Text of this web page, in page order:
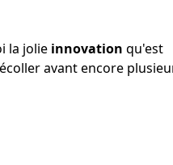
la jolie innovation qu'est
avant encore